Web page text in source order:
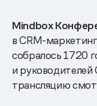
Mindbox
в CRM-
собралось 1720
и
трансляцию